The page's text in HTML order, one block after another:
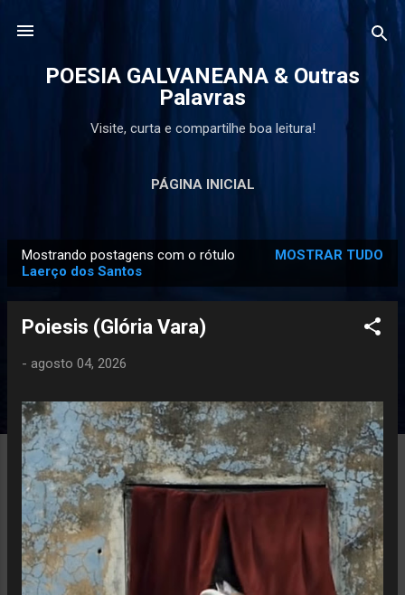
POESIA GALVANEANA & Outras
Palavras
Visite, curta e compartilhe boa leitura!
PÁGINA INICIAL
Mostrando postagens com o rótulo
Laerço dos Santos
MOSTRAR TUDO
Poiesis (Glória Vara)
- agosto 04, 2026